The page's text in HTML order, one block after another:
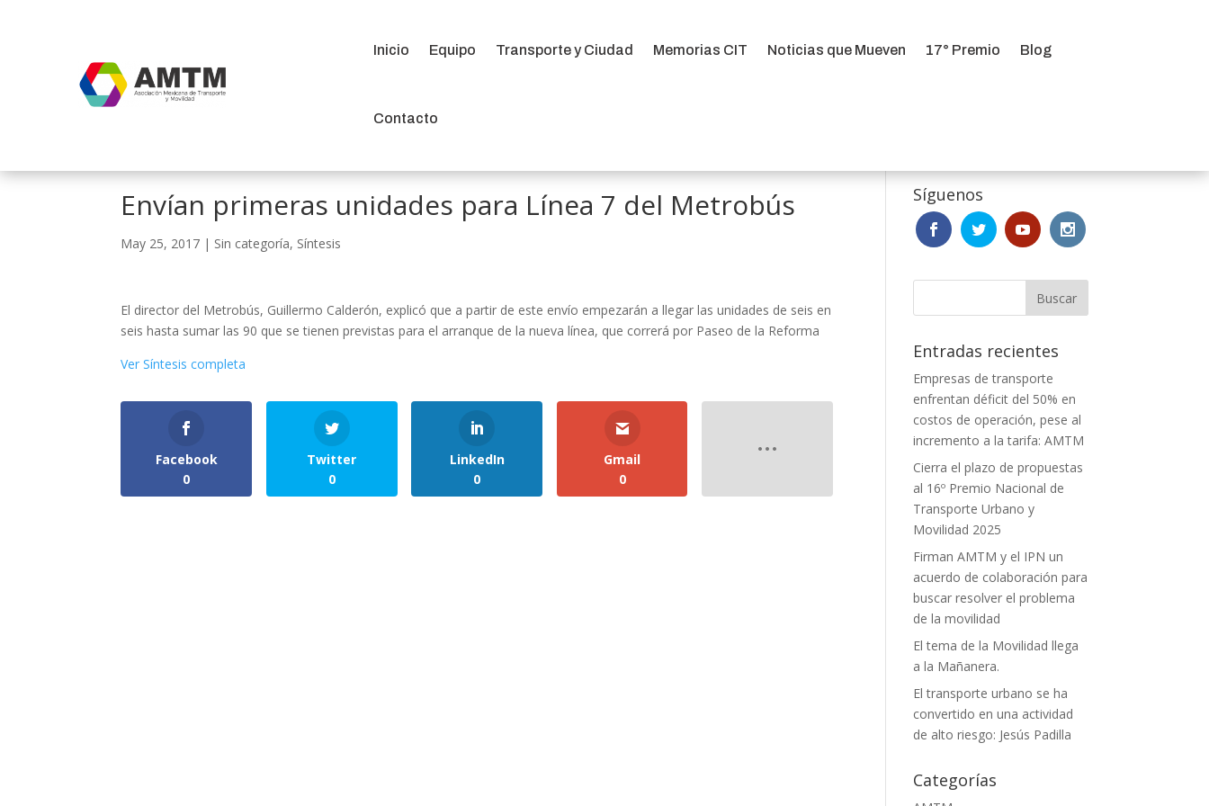
Inicio Equipo Transporte y Ciudad Memorias CIT Noticias que Mueven 17° Premio Blog
Contacto
Envían primeras unidades para Línea 7 del Metrobús
May 25, 2017 | Sin categoría, Síntesis
El director del Metrobús, Guillermo Calderón, explicó que a partir de este envío empezarán a llegar las unidades de seis en
seis hasta sumar las 90 que se tienen previstas para el arranque de la nueva línea, que correrá por Paseo de la Reforma
Ver Síntesis completa
Facebook
0
Twitter
0
LinkedIn
0
Gmail
0
Síguenos
Entradas recientes
Empresas de transporte
enfrentan déficit del 50% en
costos de operación, pese al
incremento a la tarifa: AMTM
Cierra el plazo de propuestas
al 16º Premio Nacional de
Transporte Urbano y
Movilidad 2025
Firman AMTM y el IPN un
acuerdo de colaboración para
buscar resolver el problema
de la movilidad
El tema de la Movilidad llega
a la Mañanera.
El transporte urbano se ha
convertido en una actividad
de alto riesgo: Jesús Padilla
Categorías